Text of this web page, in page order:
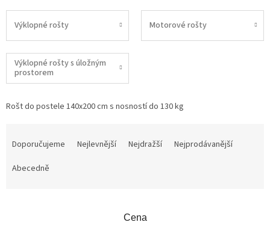
Výklopné rošty Motorové rošty
Výklopné rošty s úložným
prostorem
Rošt do postele 140x200 cm s nosností do 130 kg
Doporučujeme Nejlevnější Nejdražší
Nejprodávanější
Abecedně
Cena